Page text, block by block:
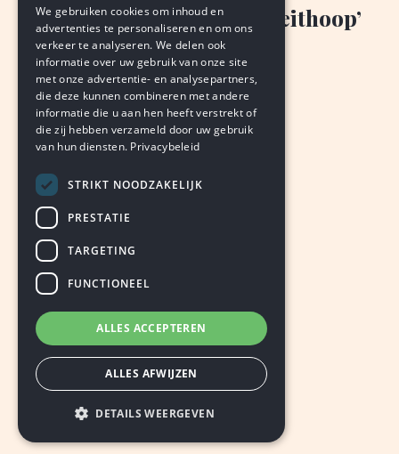
Roda: wennen, wachten, ‘geithoop’
BJORN THIMISTER
augustus 8, 2026 LEDEN
We gebruiken cookies om inhoud en
advertenties te personaliseren en om ons
verkeer te analyseren. We delen ook
informatie over uw gebruik van onze site
met onze advertentie- en analysepartners,
die deze kunnen combineren met andere
informatie die u aan hen heeft verstrekt of
die zij hebben verzameld door uw gebruik
van hun diensten. Privacybeleid
STRIKT NOODZAKELIJK
PRESTATIE
TARGETING
FUNCTIONEEL
ALLES ACCEPTEREN
ALLES AFWIJZEN
DETAILS WEERGEVEN